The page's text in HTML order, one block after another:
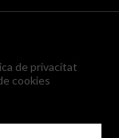
de privacitat
cookies